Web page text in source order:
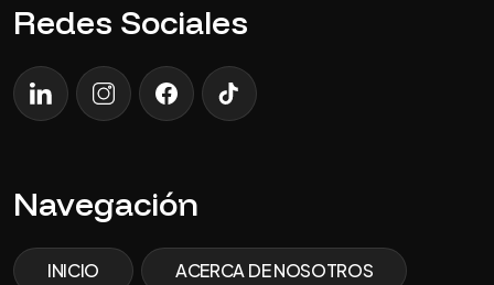
Redes Sociales
LinkedInInstagramfacebooktiktok
Navegación
INICIO ACERCA DE NOSOTROS